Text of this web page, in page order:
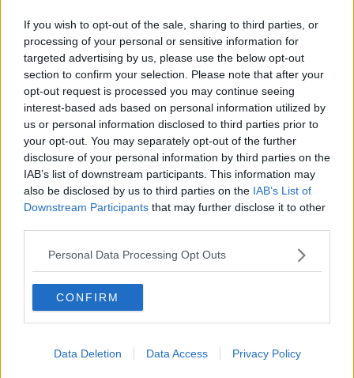
If you wish to opt-out of the sale, sharing to third parties, or
processing of your personal or sensitive information for
targeted advertising by us, please use the below opt-out
section to confirm your selection. Please note that after your
opt-out request is processed you may continue seeing
interest-based ads based on personal information utilized by
us or personal information disclosed to third parties prior to
your opt-out. You may separately opt-out of the further
disclosure of your personal information by third parties on the
IAB’s list of downstream participants. This information may
also be disclosed by us to third parties on the IAB’s List of
Downstream Participants that may further disclose it to other
Personal Data Processing Opt Outs
CONFIRM
Data Deletion Data Access Privacy Policy
Il terzo weekend, il 24-25 marzo dovrebbero portare bene, mentre
l’ultima domenica del mese potrebbe essere ambigua, potrebbe
portare tanta gioia, ma anche un’incomprensione.
Scorpione
Dopo il mese scorso passato con combattimenti in varie fronti,
questo mese finalmente ti aspetta piú serenitá. A livello lavorativo
dovrebbe andare molto meglio, troverai le strade piú agevoli,
qualunque progetto tu abbia per la tua azienda. Se lavori come
impiegato, procede tutto bene, solo l’ultimo inizio settimana potresti
avere un’incomprensione con un collaboratore. Gli affari
dovrebbero andare meglio la seconda parte del mese, con piú
problematiche con il tuo partner o in famiglia saranno risolti
recentemente, la posizione favorevole di Venere é un buon alleato,
perché le cose vadano molto bene. Se sei single, in cerca del
partner, marzo é il mese quando potresti trovare la persona, che
abbia tutte le caratteristiche che vorresti. La Luna nel tuo segno il
3-4 marzo potrebbe portare la persona giusta, come pure il primo
penultima domenica del mese.